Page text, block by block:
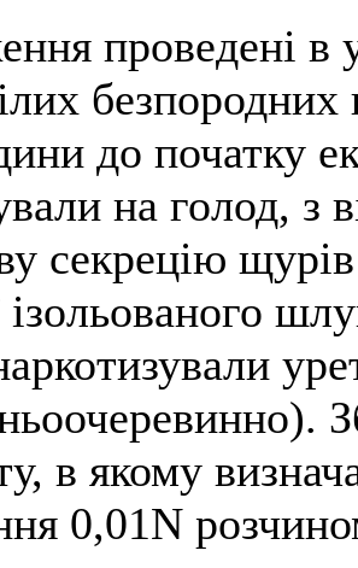
проведені в
до початку
на голод, з
секрецію
ізольованого
в якому
0,01N